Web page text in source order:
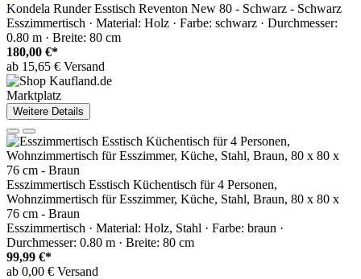
Kondela Runder Esstisch Reventon New 80 - Schwarz - Schwarz
Esszimmertisch · Material: Holz · Farbe: schwarz · Durchmesser:
0.80 m · Breite: 80 cm
180,00 €*
ab 15,65 € Versand
Marktplatz
Weitere Details
Esszimmertisch Esstisch Küchentisch für 4 Personen,
Wohnzimmertisch für Esszimmer, Küche, Stahl, Braun, 80 x 80 x
76 cm - Braun
Esszimmertisch · Material: Holz, Stahl · Farbe: braun ·
Durchmesser: 0.80 m · Breite: 80 cm
99,99 €*
ab 0,00 € Versand